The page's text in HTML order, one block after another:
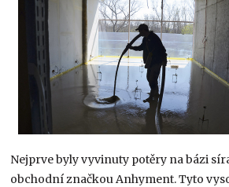
Nejprve byly vyvinuty potěry na bázi
obchodní značkou Anhyment. Tyto